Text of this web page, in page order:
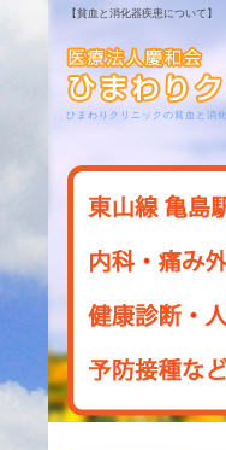
【貧血と消化器疾患について】
ひまわりクリニックの貧血と消